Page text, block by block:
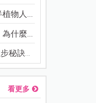
物人...
什麼...
訣！...
看更多